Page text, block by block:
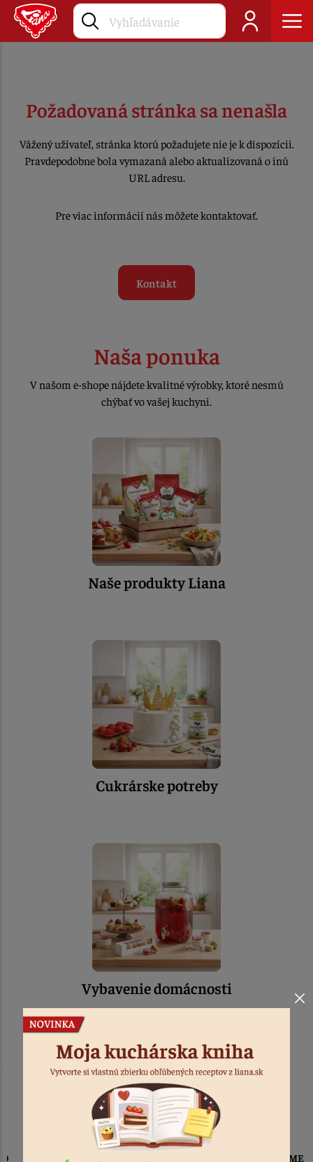
Požadovaná stránka sa nenašla
Vážený užívateľ, stránka ktorú požadujete nie je k dispozícii.
Pravdepodobne bola vymazaná alebo aktualizovaná o inú
URL adresu.
Pre viac informácií nás môžete kontaktovať.
Kontakt
Naša ponuka
V našom e-shope nájdete kvalitné výrobky, ktoré nesmú
chýbať vo vašej kuchyni.
Naše produkty Liana
Cukrárske potreby
Vybavenie domácnosti